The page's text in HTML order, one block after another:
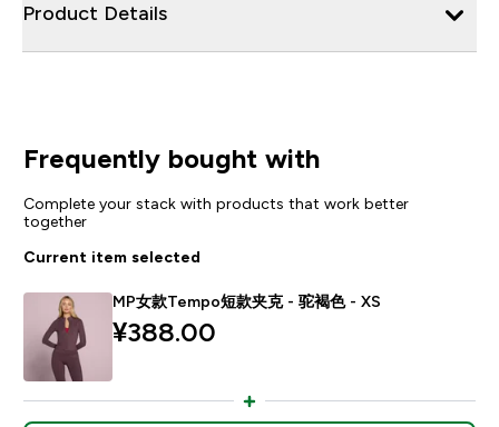
Product Details
Frequently bought with
Complete your stack with products that work better
together
Current item selected
MP女款Tempo短款夹克 - 驼褐色 - XS
¥388.00‎